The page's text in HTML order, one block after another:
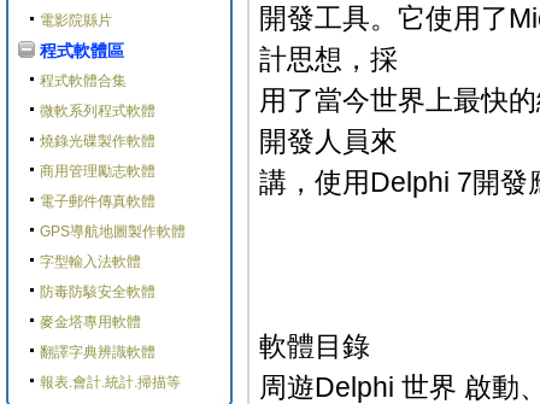
電影院縣片
程式軟體區
程式軟體合集
微軟系列程式軟體
燒錄光碟製作軟體
商用管理勵志軟體
電子郵件傳真軟體
GPS導航地圖製作軟體
字型輸入法軟體
防毒防駭安全軟體
麥金塔專用軟體
翻譯字典辨識軟體
報表.會計.統計.掃描等
開發工具。它使用了
計思想，採
用了當今世界上最快
開發人員來
講，使用Delphi 7開發
軟體目錄
周遊Delphi 世界 啟動